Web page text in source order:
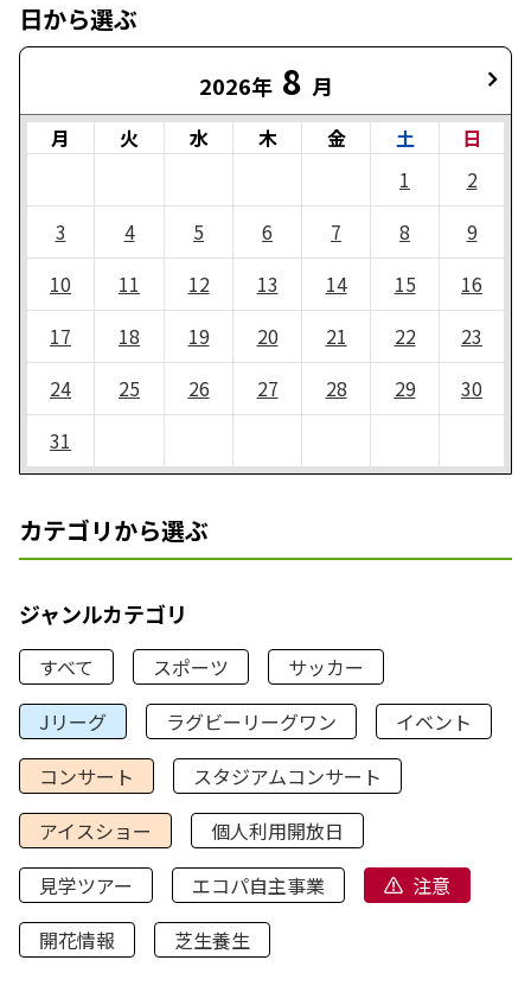
日から選ぶ
2026年 8 月
月 火 水 木 金 土
日
1
2
3
4 5 6 7 8
9
10
11 12 13 14 15
16
17
18 19 20 21 22
23
24
25 26 27 28 29
30
31
カテゴリから選ぶ
ジャンルカテゴリ
すべて スポーツ
サッカー
Jリーグ
ラグビーリーグワン
イベント
コンサート
スタジアムコンサート
アイスショー
個人利用開放日
見学ツアー
エコパ自主事業
注意
開花情報
芝生養生